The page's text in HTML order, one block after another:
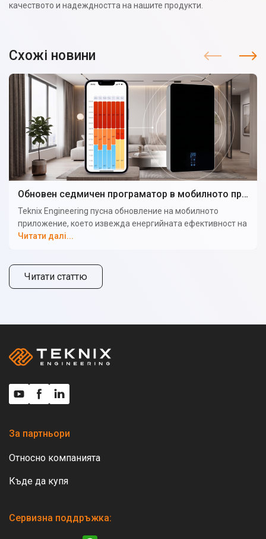
качеството и надеждността на нашите продукти.
Схожі новини
Обновен седмичен програматор в мобилното приложение на електрическия котел TEKNIX
Teknix Engineering пусна обновление на мобилното
приложение, което извежда енергийната ефективност на
електрическите котли на ново ниво. Потребителят вече
топла вода (при наличие на бойлер с индиректно
подгряване). Котелът работи на пълна мощност само
Читати далі...
Читати статтю
За партньори
Относно компанията
Къде да купя
Сервизна поддръжка: